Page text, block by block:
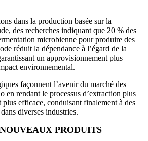
dans la production basée sur la
des recherches indiquant que 20 % des
microbienne pour produire des
réduit la dépendance à l’égard de la
un approvisionnement plus
environnemental.
façonnent l’avenir du marché des
en rendant le processus d’extraction plus
plus efficace, conduisant finalement à des
diverses industries.
PRODUITS